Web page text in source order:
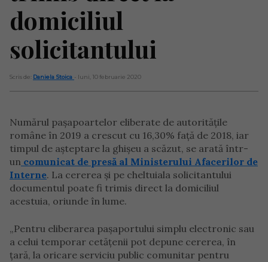
domiciliul
solicitantului
Scris de: Daniela Stoica - luni, 10 februarie 2020
Numărul paşapoartelor eliberate de autoritățile
române în 2019 a crescut cu 16,30% faţă de 2018, iar
timpul de aşteptare la ghişeu a scăzut, se arată într-
un comunicat de presă al Ministerului Afacerilor de
Interne. La cererea și pe cheltuiala solicitantului
documentul poate fi trimis direct la domiciliul
acestuia, oriunde în lume.
„Pentru eliberarea paşaportului simplu electronic sau
a celui temporar cetăţenii pot depune cererea, în
ţară, la oricare serviciu public comunitar pentru